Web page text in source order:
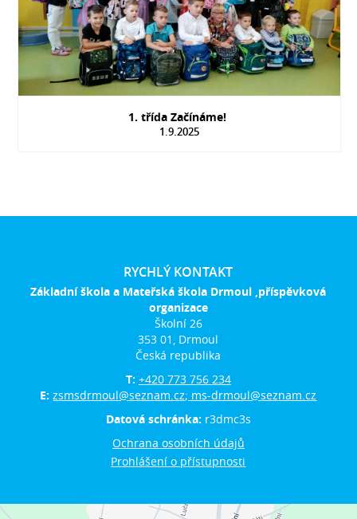
1. třída Začínáme!
1.9.2025
RYCHLÝ KONTAKT
Základní škola a Mateřská škola Drmoul ,příspěvková
organizace
Školní 26
353 01, Drmoul
Česká republika
T: +420 773 756 234
E:zsmsdrmoul@seznam.cz; ms-drmoul@seznam.cz
Datová schránka: r3dmc3s
Ochrana osobních údajů
Prohlášení o přístupnosti